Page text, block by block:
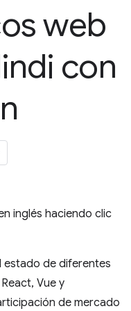
web
con
inglés haciendo clic
estado de diferentes
Vue y
de mercado